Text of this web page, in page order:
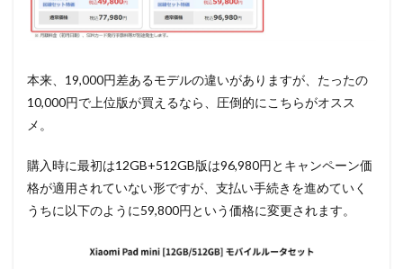
本来、19,000円差あるモデルの違いがありますが、たったの
10,000円で上位版が買えるなら、圧倒的にこちらがオスス
メ。
購入時に最初は12GB+512GB版は96,980円とキャンペーン価
格が適用されていない形ですが、支払い手続きを進めていく
うちに以下のように59,800円という価格に変更されます。